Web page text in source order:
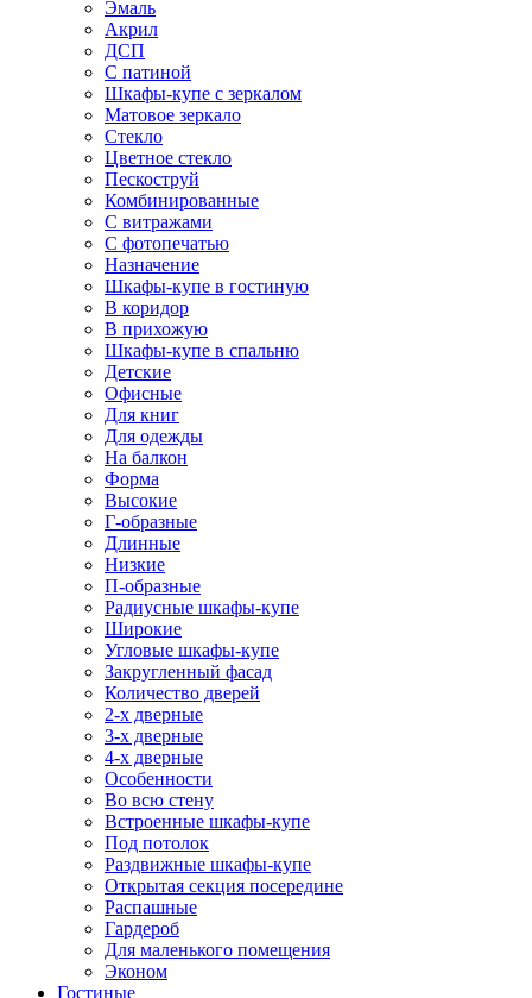
Эмаль
Акрил
ДСП
С патиной
Шкафы-купе с зеркалом
Матовое зеркало
Стекло
Цветное стекло
Пескоструй
Комбинированные
С витражами
С фотопечатью
Назначение
Шкафы-купе в гостиную
В коридор
В прихожую
Шкафы-купе в спальню
Детские
Офисные
Для книг
Для одежды
На балкон
Форма
Высокие
Г-образные
Длинные
Низкие
П-образные
Радиусные шкафы-купе
Широкие
Угловые шкафы-купе
Закругленный фасад
Количество дверей
2-х дверные
3-х дверные
4-х дверные
Особенности
Во всю стену
Встроенные шкафы-купе
Под потолок
Раздвижные шкафы-купе
Открытая секция посередине
Распашные
Гардероб
Для маленького помещения
Эконом
Гостиные